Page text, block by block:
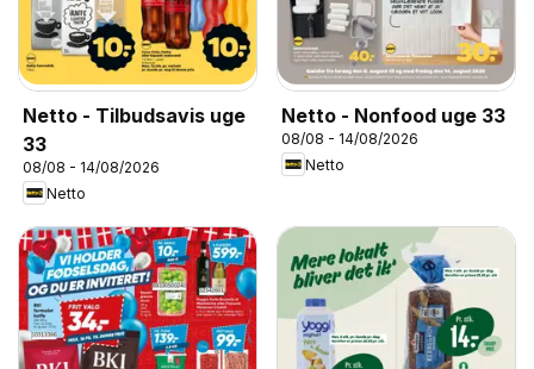
Netto - Tilbudsavis uge
33
08/08 - 14/08/2026
Netto
Netto - Nonfood uge 33
08/08 - 14/08/2026
Netto